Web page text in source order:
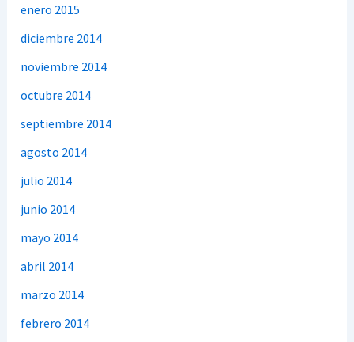
enero 2015
diciembre 2014
noviembre 2014
octubre 2014
septiembre 2014
agosto 2014
julio 2014
junio 2014
mayo 2014
abril 2014
marzo 2014
febrero 2014